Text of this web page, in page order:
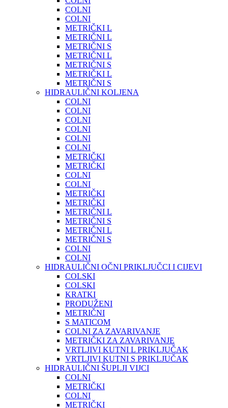
COLNI
COLNI
METRIČKI L
METRIČNI L
METRIČNI S
METRIČNI L
METRIČNI S
METRIČKI L
METRIČNI S
HIDRAULIČNI KOLJENA
COLNI
COLNI
COLNI
COLNI
COLNI
COLNI
METRIČKI
METRIČKI
COLNI
COLNI
METRIČKI
METRIČKI
METRIČNI L
METRIČNI S
METRIČNI L
METRIČNI S
COLNI
COLNI
HIDRAULIČNI OČNI PRIKLJUČCI I CIJEVI
COLSKI
COLSKI
KRATKI
PRODUŽENI
METRIČNI
S MATICOM
COLNI ZA ZAVARIVANJE
METRIČKI ZA ZAVARIVANJE
VRTLJIVI KUTNI L PRIKLJUČAK
VRTLJIVI KUTNI S PRIKLJUČAK
HIDRAULIČNI ŠUPLJI VIJCI
COLNI
METRIČKI
COLNI
METRIČKI